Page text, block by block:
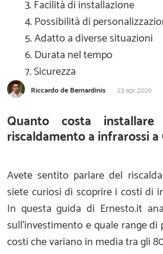
3. Facilità di installazione
4. Possibilità di
5. Adatto a diverse situazioni
6. Durata nel tempo
7. Sicurezza
Riccardo de Bernardinis 23 apr 2026
Quanto costa
riscaldamento a infrarossi a
Avete sentito parlare del
siete curiosi di scoprire i costi di
In questa guida di Ernesto.it
sull'investimento e quale range di
costi che variano in media tra gli